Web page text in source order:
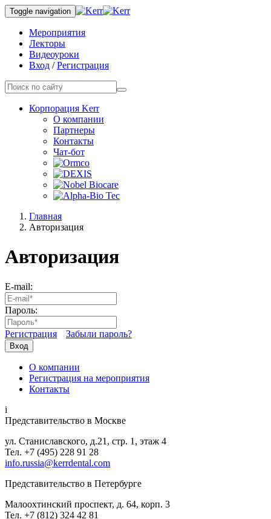
Toggle navigation
Мероприятия
Лекторы
Видеоуроки
Вход /Регистрация
Корпорация Kerr
О компании
Партнеры
Контакты
Чат-бот
Главная
Авторизация
Авторизация
E-mail:
Пароль:
Регистрация Забыли пароль?
Вход
О компании
Регистрация на мероприятия
Контакты
i
Представительство в Москве
ул. Станиславского, д.21, стр. 1, этаж 4
Тел. +7 (495) 228 91 28
info.russia@kerrdental.com
Представительство в Петербурге
Малоохтинский проспект, д. 64, корп. 3
Тел. +7 (812) 324 42 81